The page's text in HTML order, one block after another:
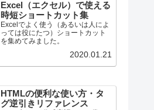
Excel（エクセル）で使える
時短ショートカット集
Excelでよく使う（あるいは人によ
っては役にたつ）ショートカット
を集めてみました。
2020.01.21
HTMLの便利な使い方・タ
グ逆引きリファレンス